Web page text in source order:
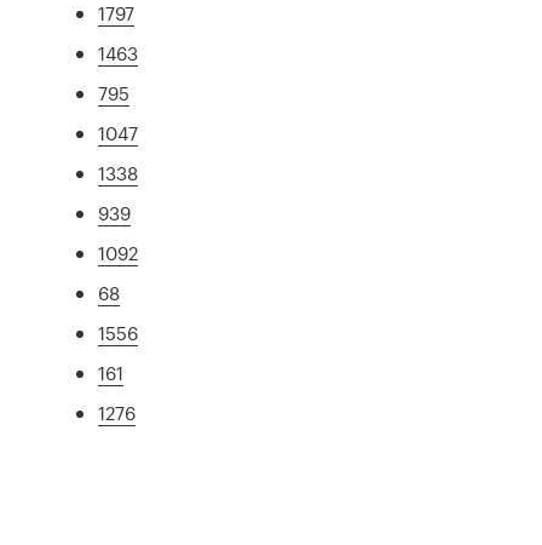
1797
1463
795
1047
1338
939
1092
68
1556
161
1276